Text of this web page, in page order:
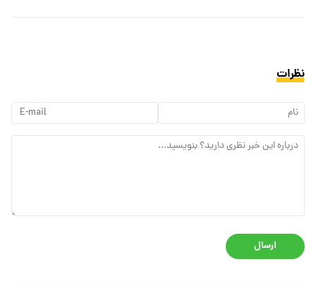
نظرات
ارسال